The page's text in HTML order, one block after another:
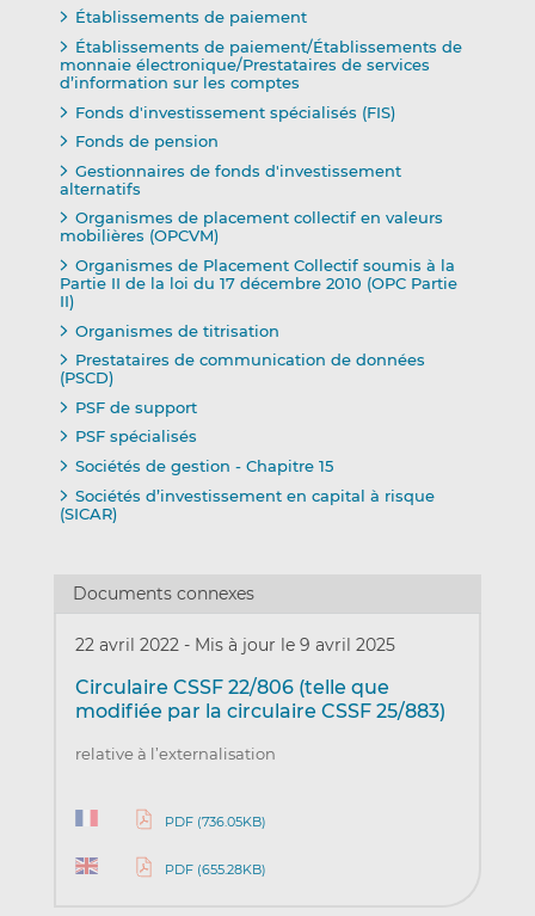
Établissements de paiement
Établissements de paiement/Établissements de
monnaie électronique/Prestataires de services
d’information sur les comptes
Fonds d'investissement spécialisés (FIS)
Fonds de pension
Gestionnaires de fonds d'investissement
alternatifs
Organismes de placement collectif en valeurs
mobilières (OPCVM)
Organismes de Placement Collectif soumis à la
Partie II de la loi du 17 décembre 2010 (OPC Partie
II)
Organismes de titrisation
Prestataires de communication de données
(PSCD)
PSF de support
PSF spécialisés
Sociétés de gestion - Chapitre 15
Sociétés d’investissement en capital à risque
(SICAR)
Documents connexes
22 avril 2022 - Mis à jour le 9 avril 2025
Circulaire CSSF 22/806 (telle que
modifiée par la circulaire CSSF 25/883)
relative à l’externalisation
PDF (736.05KB)
PDF (655.28KB)